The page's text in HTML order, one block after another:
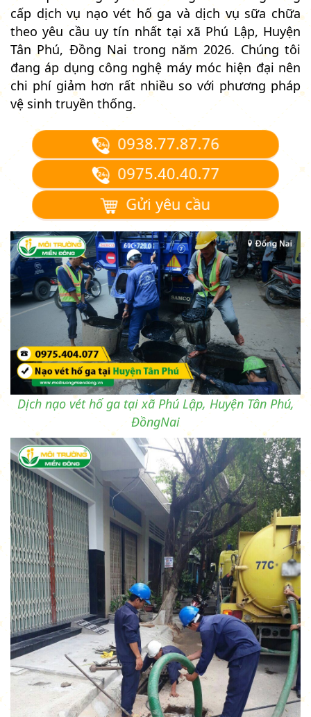
cấp dịch vụ nạo vét hố ga và dịch vụ sữa chữa
theo yêu cầu uy tín nhất tại xã Phú Lập, Huyện
Tân Phú, Đồng Nai trong năm 2026. Chúng tôi
đang áp dụng công nghệ máy móc hiện đại nên
chi phí giảm hơn rất nhiều so với phương pháp
vệ sinh truyền thống.
0938.77.87.76
0975.40.40.77
Gửi yêu cầu
Dịch nạo vét hố ga tại xã Phú Lập, Huyện Tân Phú,
ĐồngNai